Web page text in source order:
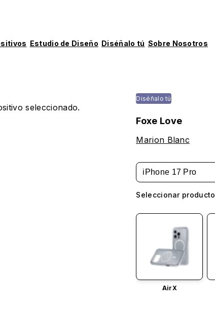
Estudio de Diseño Diséñalo tú Sobre Nosotros
seleccionado.
Diséñalo tú
Foxe Love
Marion Blanc
iPhone 17 Pro
Seleccionar producto
AirX